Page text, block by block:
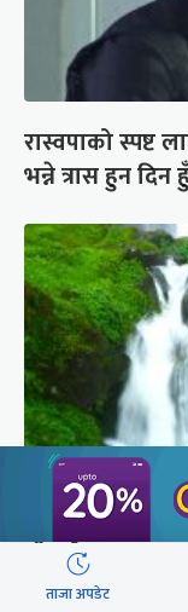
रास्वपाको स्पष्ट
भन्ने त्रास हुन
जुँगुको छहरा
ताजा अपडेट